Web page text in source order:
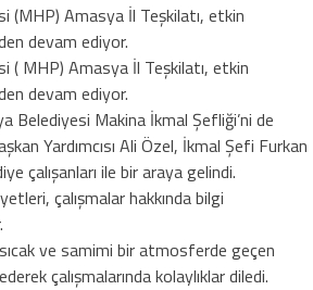
(MHP) Amasya İl Teşkilatı, etkin
devam ediyor.
( MHP) Amasya İl Teşkilatı, etkin
devam ediyor.
Belediyesi Makina İkmal Şefliği’ni de
Yardımcısı Ali Özel, İkmal Şefi Furkan
çalışanları ile bir araya gelindi.
çalışmalar hakkında bilgi
ve samimi bir atmosferde geçen
çalışmalarında kolaylıklar diledi.